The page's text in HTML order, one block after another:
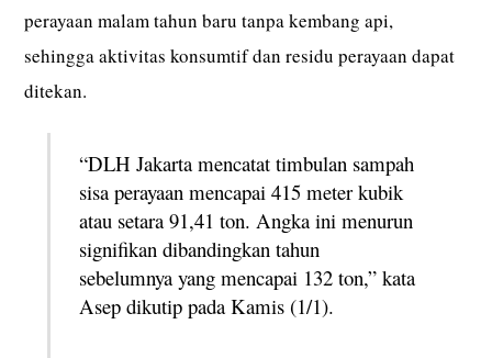
perayaan malam tahun baru tanpa kembang api,
sehingga aktivitas konsumtif dan residu perayaan dapat
ditekan.
“DLH Jakarta mencatat timbulan sampah
sisa perayaan mencapai 415 meter kubik
atau setara 91,41 ton. Angka ini menurun
signifikan dibandingkan tahun
sebelumnya yang mencapai 132 ton,” kata
Asep dikutip pada Kamis (1/1).